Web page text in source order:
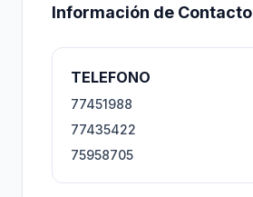
Información de Contacto
TELEFONO
77451988
77435422
75958705